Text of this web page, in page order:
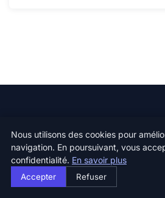
Ensemble pour un climat sain
Catégories
Nous utilisons des cookies pour
navigation. En poursuivant, vous
confidentialité. En savoir plus
Accepter Refuser